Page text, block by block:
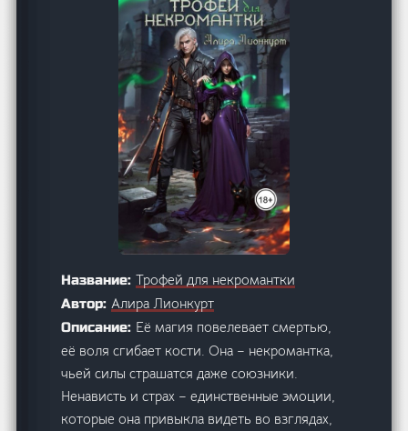
Название:Трофей для некромантки
Автор:Алира Лионкурт
Описание: Её магия повелевает смертью,
её воля сгибает кости. Она – некромантка,
чьей силы страшатся даже союзники.
Ненависть и страх – единственные эмоции,
которые она привыкла видеть во взглядах,